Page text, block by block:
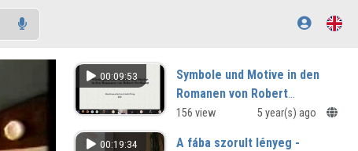
00:09:53
Symbole und Motive in den
Romanen von Robert
Seethaler
156 view 5 year(s) ago
00:19:34
A fába szorult lényeg -